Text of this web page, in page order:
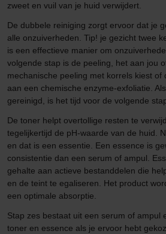
zweet en vuil van je huid verwijdert.
De dubbele reiniging zorgt ervoor dat je
alle onzuiverheden. Tip! je gezicht twee
is een effectieve manier om
volgende stap is de peeling, het aan jou
mechanische peeling met korrels kiest
aan een chemische enzyme-exfoliatie.
gereinigd, is het tijd voor de volgende
De toner helpt overtollige resten te
tegelijkertijd de pH-waarde van de huid.
en dat is een essentie. Een essence is
consistentie dan een serum of ampul.
gehalte aan actieve bestanddelen die
en de teint te egaliseren. Het product
een optimale absorptie.
Stap zes bestaat uit een serum of ampul
toner en essence als je ervoor hebt